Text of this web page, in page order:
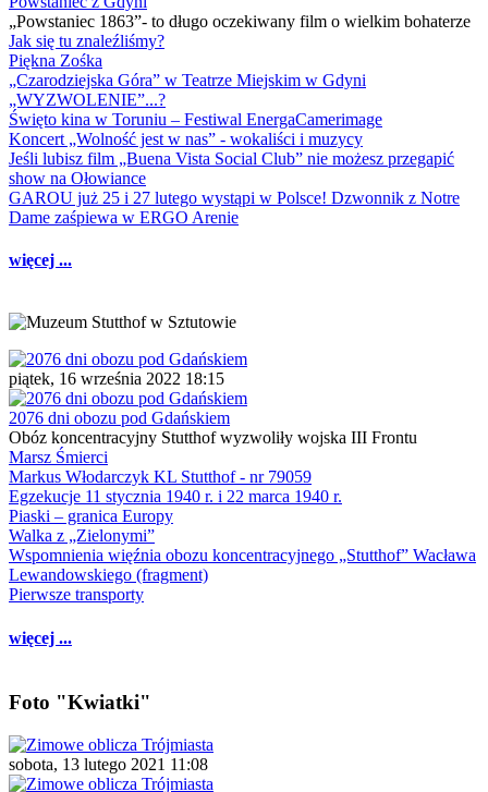
„Powstaniec 1863”- to długo oczekiwany film o wielkim bohaterze
Jak się tu znaleźliśmy?
Piękna Zośka
„Czarodziejska Góra” w Teatrze Miejskim w Gdyni
„WYZWOLENIE”...?
Święto kina w Toruniu – Festiwal EnergaCamerimage
Koncert „Wolność jest w nas” - wokaliści i muzycy
Jeśli lubisz film „Buena Vista Social Club” nie możesz przegapić
show na Ołowiance
GAROU już 25 i 27 lutego wystąpi w Polsce! Dzwonnik z Notre
Dame zaśpiewa w ERGO Arenie
więcej ...
piątek, 16 września 2022 18:15
2076 dni obozu pod Gdańskiem
Obóz koncentracyjny Stutthof wyzwoliły wojska III Frontu
Marsz Śmierci
Markus Włodarczyk KL Stutthof - nr 79059
Egzekucje 11 stycznia 1940 r. i 22 marca 1940 r.
Piaski – granica Europy
Walka z „Zielonymi”
Wspomnienia więźnia obozu koncentracyjnego „Stutthof” Wacława
Lewandowskiego (fragment)
Pierwsze transporty
więcej ...
Foto "Kwiatki"
sobota, 13 lutego 2021 11:08